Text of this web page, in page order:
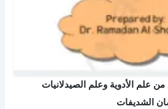
علم الأدوية وعلم الصيدلانيات
الشديفات